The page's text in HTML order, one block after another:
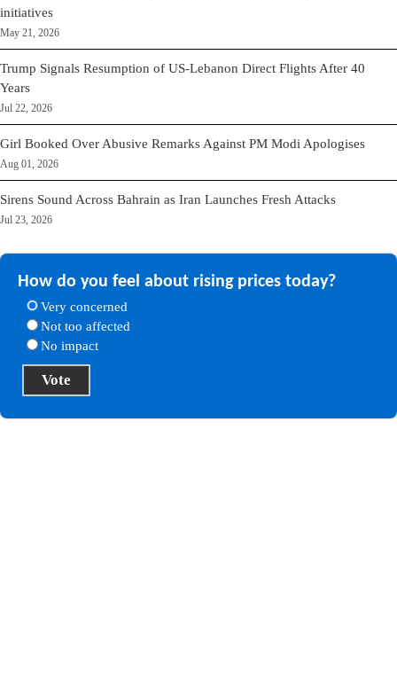
initiatives
May 21, 2026
Trump Signals Resumption of US-Lebanon Direct Flights After 40
Years
Jul 22, 2026
Girl Booked Over Abusive Remarks Against PM Modi Apologises
Aug 01, 2026
Sirens Sound Across Bahrain as Iran Launches Fresh Attacks
Jul 23, 2026
How do you feel about rising prices today?
Very concerned
Not too affected
No impact